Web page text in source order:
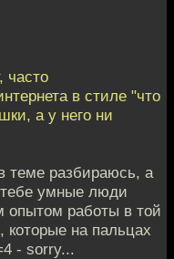
часто
в стиле "что
а у него ни
теме разбираюсь, а
умные люди
опытом работы в той
на пальцах
- sorry...